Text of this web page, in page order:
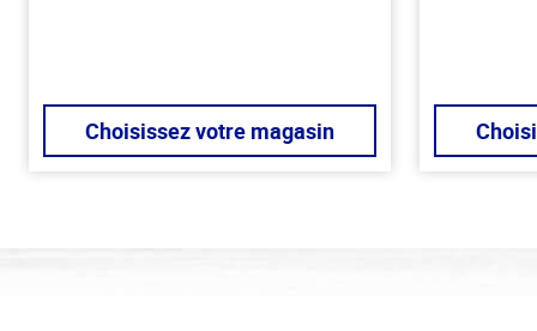
Choisissez votre magasin